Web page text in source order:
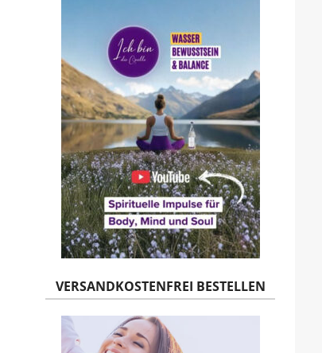
VERSANDKOSTENFREI BESTELLEN